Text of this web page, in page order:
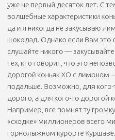
уже не первый десяток лет. С
волшебные характеристики
да и я никогда не закусываю
шоколад. Однако если Вам это
слушайте никого —
тех, кто говорит, что это
дорогой коньяк XO с лимоном
подальше. Возможно, для
дорого, а для кого-то дорогой
Например, все помнят ту
«сходке» миллионеров всего
горнолыжном курорте